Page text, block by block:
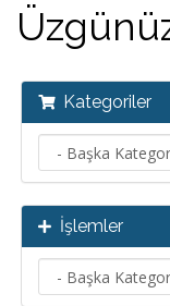
Kategoriler
İşlemler